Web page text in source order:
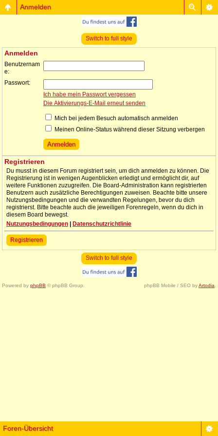
Anmelden
Switch to full style
Anmelden
Benutzernam
e:
Passwort:
Ich habe mein Passwort vergessen
Die Aktivierungs-E-Mail erneut senden
Mich bei jedem Besuch automatisch anmelden
Meinen Online-Status während dieser Sitzung verbergen
Registrieren
Du musst in diesem Forum registriert sein, um dich anmelden zu können. Die
Registrierung ist in wenigen Augenblicken erledigt und ermöglicht dir, auf
weitere Funktionen zuzugreifen. Die Board-Administration kann registrierten
Benutzern auch zusätzliche Berechtigungen zuweisen. Beachte bitte unsere
Nutzungsbedingungen und die verwandten Regelungen, bevor du dich
registrierst. Bitte beachte auch die jeweiligen Forenregeln, wenn du dich in
diesem Board bewegst.
Nutzungsbedingungen
Datenschutzrichtlinie
Registrieren
Switch to full style
Powered by phpBB © phpBB Group. phpBB Mobile / SEO byArtodia
Foren-Übersicht